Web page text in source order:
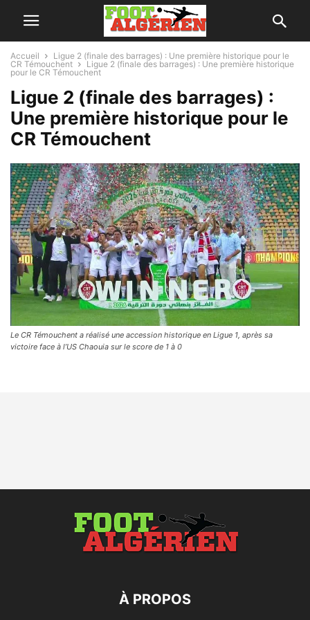
Accueil
Ligue 2 (finale des barrages) : Une première historique pour le
CR Témouchent
Ligue 2 (finale des barrages) : Une première historique
pour le CR Témouchent
Ligue 2 (finale des barrages) :
Une première historique pour le
CR Témouchent
Le CR Témouchent a réalisé une accession historique en Ligue 1, après sa
victoire face à l’US Chaouia sur le score de 1 à 0
À PROPOS